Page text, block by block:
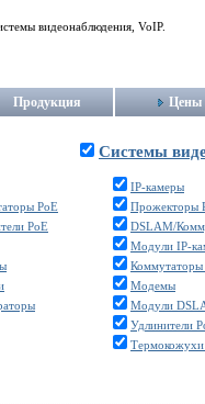
видеонаблюдения, VoIP.
Продукция Цены
PoE
PoE
Системы
IP-камеры
Прожекторы
DSLAM/
Модули IP-
Коммутаторы
Модемы
Модули
Удлинители
Термокожухи